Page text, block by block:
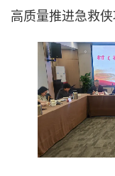
高质量推进急救侠